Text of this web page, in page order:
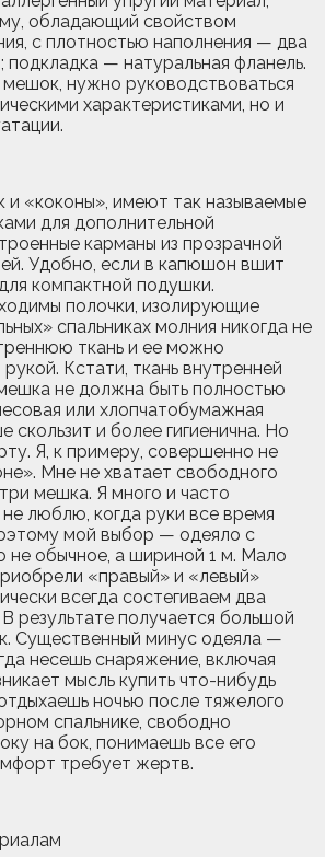
обладающий свойством
с плотностью наполнения — два
подкладка — натуральная фланель.
нужно руководствоваться
характеристиками, но и
и «коконы», имеют так называемые
для дополнительной
карманы из прозрачной
Удобно, если в капюшон вшит
компактной подушки.
полочки, изолирующие
спальниках молния никогда не
ткань и ее можно
Кстати, ткань внутренней
не должна быть полностью
или хлопчатобумажная
скользит и более гигиенична. Но
Я, к примеру, совершенно не
Мне не хватает свободного
мешка. Я много и часто
люблю, когда руки все время
мой выбор — одеяло с
не обычное, а шириной 1 м. Мало
«правый» и «левый»
всегда состегиваем два
результате получается большой
Существенный минус одеяла —
несешь снаряжение, включая
мысль купить что-нибудь
ночью после тяжелого
спальнике, свободно
на бок, понимаешь все его
требует жертв.